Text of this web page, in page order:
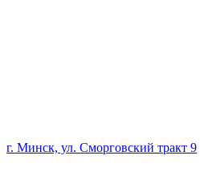
г. Минск, ул. Сморговский тракт 9